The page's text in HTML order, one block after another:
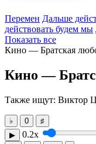
Перемен Дальше
действовать будем мы
Показать все
Кино — Братская
Кино —
Также ищут: Виктор
♭ 0
♯
▶
0.2x